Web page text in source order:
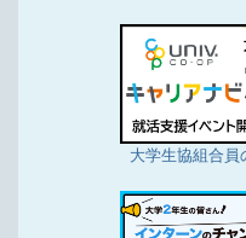
大学生協組合員